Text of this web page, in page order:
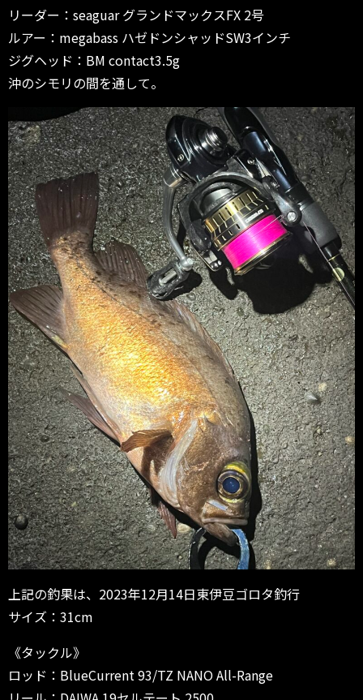
リーダー：seaguar グランドマックスFX 2号
ルアー：megabass ハゼドンシャッドSW3インチ
ジグヘッド：BM contact3.5g
沖のシモリの間を通して。
上記の釣果は、2023年12月14日東伊豆ゴロタ釣行
サイズ：31cm
《タックル》
ロッド：BlueCurrent 93/TZ NANO All-Range